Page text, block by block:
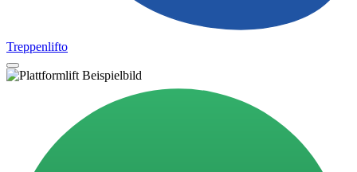
Treppenlifto